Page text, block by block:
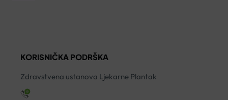
KORISNIČKA PODRŠKA
Zdravstvena ustanova Ljekarne Plantak